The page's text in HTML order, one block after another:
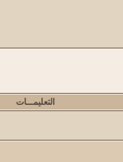
التعليمـــات